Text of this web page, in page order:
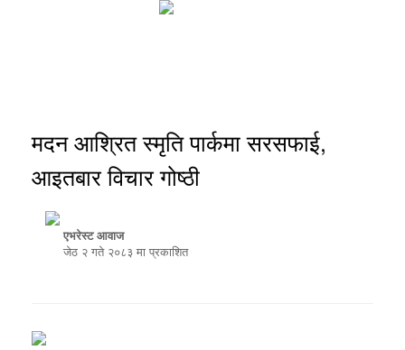
मदन आश्रित स्मृति पार्कमा सरसफाई,
आइतबार विचार गोष्ठी
एभरेस्ट आवाज
जेठ २ गते २०८३ मा प्रकाशित